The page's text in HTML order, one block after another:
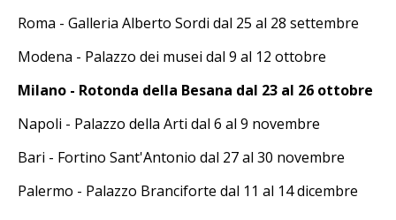
Roma - Galleria Alberto Sordi dal 25 al 28 settembre
Modena - Palazzo dei musei dal 9 al 12 ottobre
Milano - Rotonda della Besana dal 23 al 26 ottobre
Napoli - Palazzo della Arti dal 6 al 9 novembre
Bari - Fortino Sant'Antonio dal 27 al 30 novembre
Palermo - Palazzo Branciforte dal 11 al 14 dicembre